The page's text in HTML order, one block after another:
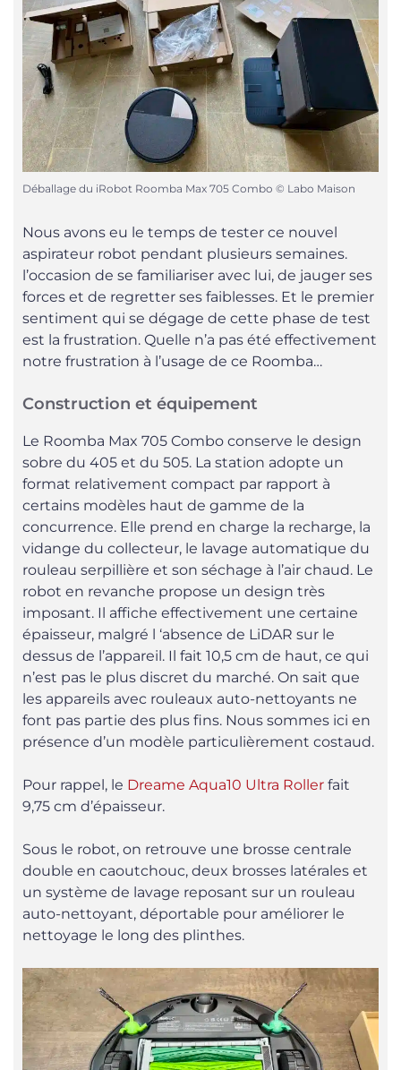
Déballage du iRobot Roomba Max 705 Combo © Labo Maison
Nous avons eu le temps de tester ce nouvel
aspirateur robot pendant plusieurs semaines.
l’occasion de se familiariser avec lui, de jauger ses
forces et de regretter ses faiblesses. Et le premier
sentiment qui se dégage de cette phase de test
est la frustration. Quelle n’a pas été effectivement
notre frustration à l’usage de ce Roomba…
Construction et équipement
Le Roomba Max 705 Combo conserve le design
sobre du 405 et du 505. La station adopte un
format relativement compact par rapport à
certains modèles haut de gamme de la
concurrence. Elle prend en charge la recharge, la
vidange du collecteur, le lavage automatique du
rouleau serpillière et son séchage à l’air chaud. Le
robot en revanche propose un design très
imposant. Il affiche effectivement une certaine
épaisseur, malgré l ‘absence de LiDAR sur le
dessus de l’appareil. Il fait 10,5 cm de haut, ce qui
n’est pas le plus discret du marché. On sait que
les appareils avec rouleaux auto-nettoyants ne
font pas partie des plus fins. Nous sommes ici en
présence d’un modèle particulièrement costaud.
Pour rappel, le Dreame Aqua10 Ultra Roller fait
9,75 cm d’épaisseur.
Sous le robot, on retrouve une brosse centrale
double en caoutchouc, deux brosses latérales et
un système de lavage reposant sur un rouleau
auto-nettoyant, déportable pour améliorer le
nettoyage le long des plinthes.